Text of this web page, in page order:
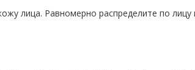
лица. Равномерно распределите по